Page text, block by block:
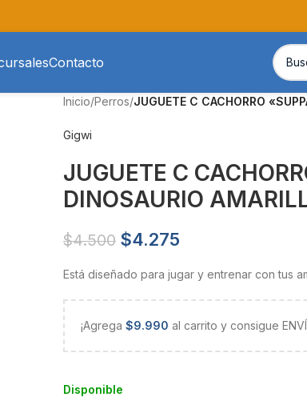
Contacto
Inicio/Perros/JUGUETE C CACHORRO
Gigwi
JUGUETE C
DINOSAURIO
$4.500 $4.275
Está diseñado para jugar y entrenar con tus
¡Agrega $9.990 al carrito y consigue
Disponible